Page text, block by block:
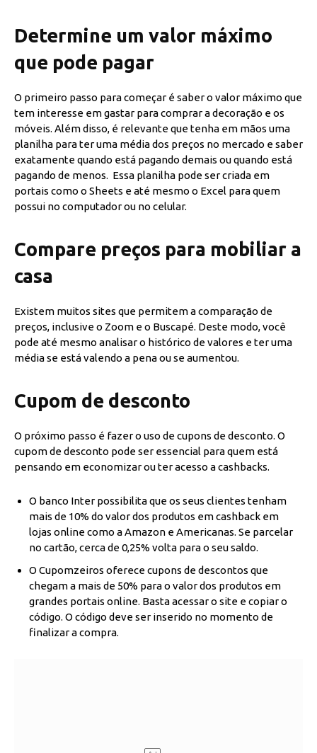
Determine um valor máximo
que pode pagar
O primeiro passo para começar é saber o valor máximo que
tem interesse em gastar para comprar a decoração e os
móveis. Além disso, é relevante que tenha em mãos uma
planilha para ter uma média dos preços no mercado e saber
exatamente quando está pagando demais ou quando está
pagando de menos. Essa planilha pode ser criada em
portais como o Sheets e até mesmo o Excel para quem
possui no computador ou no celular.
Compare preços para mobiliar a
casa
Existem muitos sites que permitem a comparação de
preços, inclusive o Zoom e o Buscapé. Deste modo, você
pode até mesmo analisar o histórico de valores e ter uma
média se está valendo a pena ou se aumentou.
Cupom de desconto
O próximo passo é fazer o uso de cupons de desconto. O
cupom de desconto pode ser essencial para quem está
pensando em economizar ou ter acesso a cashbacks.
O banco Inter possibilita que os seus clientes tenham
mais de 10% do valor dos produtos em cashback em
lojas online como a Amazon e Americanas. Se parcelar
no cartão, cerca de 0,25% volta para o seu saldo.
O Cupomzeiros oferece cupons de descontos que
chegam a mais de 50% para o valor dos produtos em
grandes portais online. Basta acessar o site e copiar o
código. O código deve ser inserido no momento de
finalizar a compra.